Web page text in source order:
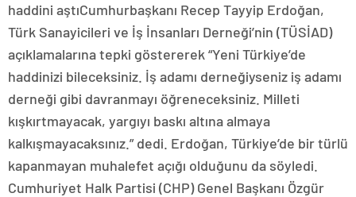
haddini aştıCumhurbaşkanı Recep Tayyip Erdoğan,
Türk Sanayicileri ve İş İnsanları Derneği’nin (TÜSİAD)
açıklamalarına tepki göstererek “Yeni Türkiye’de
haddinizi bileceksiniz. İş adamı derneğiyseniz iş adamı
derneği gibi davranmayı öğreneceksiniz. Milleti
kışkırtmayacak, yargıyı baskı altına almaya
kalkışmayacaksınız.” dedi. Erdoğan, Türkiye’de bir türlü
kapanmayan muhalefet açığı olduğunu da söyledi.
Cumhuriyet Halk Partisi (CHP) Genel Başkanı Özgür